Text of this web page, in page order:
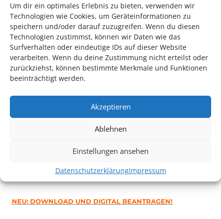
Um dir ein optimales Erlebnis zu bieten, verwenden wir
Technologien wie Cookies, um Geräteinformationen zu
speichern und/oder darauf zuzugreifen. Wenn du diesen
Technologien zustimmst, können wir Daten wie das
Surfverhalten oder eindeutige IDs auf dieser Website
verarbeiten. Wenn du deine Zustimmung nicht erteilst oder
zurückziehst, können bestimmte Merkmale und Funktionen
beeinträchtigt werden.
Akzeptieren
Ablehnen
Einstellungen ansehen
DatenschutzerklärungImpressum
Auch dieses Jahr findet wieder dasFestival des deutschen
Filmsin Ludwigshafen statt.
Vom 19. August bist zum 9. September
Inhaber*innen freien Eintrittzu den Vorstellungen – 30
Minuten vor Beginn des Films und solange der Vorrat reicht!
Weitere Details zum Festival finden SieHIER
DIGITAL KULTURPASS BEANTRAGEN
NEU: DOWNLOAD UND DIGITAL BEANTRAGEN!